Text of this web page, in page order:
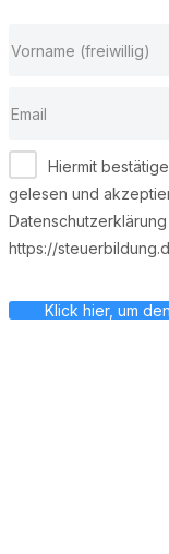
Hiermit
gelesen und
https://
Klick hier, um